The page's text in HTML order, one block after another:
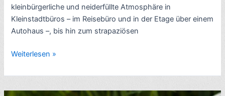
kleinbürgerliche und neiderfüllte Atmosphäre in
Kleinstadtbüros – im Reisebüro und in der Etage über einem
Autohaus –, bis hin zum strapaziösen
Romankritik:
von
Walter
Weiterlesen »